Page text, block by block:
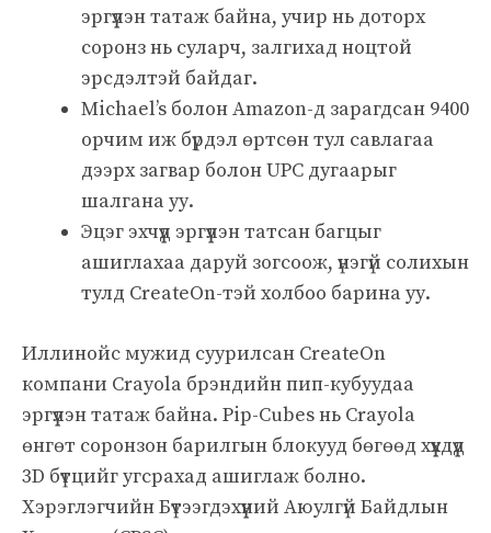
эргүүлэн татаж байна, учир нь доторх
соронз нь суларч, залгихад ноцтой
эрсдэлтэй байдаг.
Michael’s болон Amazon-д зарагдсан 9400
орчим иж бүрдэл өртсөн тул савлагаа
дээрх загвар болон UPC дугаарыг
шалгана уу.
Эцэг эхчүүд эргүүлэн татсан багцыг
ашиглахаа даруй зогсоож, үнэгүй солихын
тулд CreateOn-тэй холбоо барина уу.
Иллинойс мужид суурилсан CreateOn
компани Crayola брэндийн пип-кубуудаа
эргүүлэн татаж байна. Pip-Cubes нь Crayola
өнгөт соронзон барилгын блокууд бөгөөд хүүхдүүд
3D бүтцийг угсрахад ашиглаж болно.
Хэрэглэгчийн Бүтээгдэхүүний Аюулгүй Байдлын